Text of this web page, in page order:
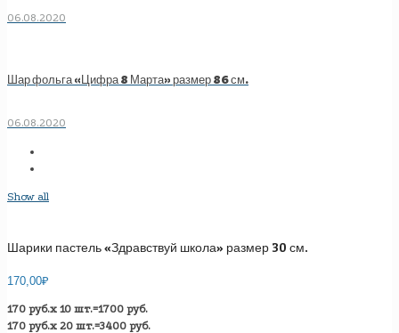
06.08.2020
Шар фольга «Цифра 8 Марта» размер 86 см.
06.08.2020
Show all
Шарики пастель «Здравствуй школа» размер 30 см.
170,00₽
170 руб.х 10 шт.=1700 руб.
170 руб.х 20 шт.=3400 руб.